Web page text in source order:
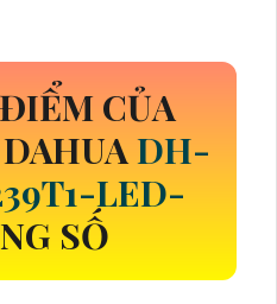
CỦA
DH-
LED-
SỐ